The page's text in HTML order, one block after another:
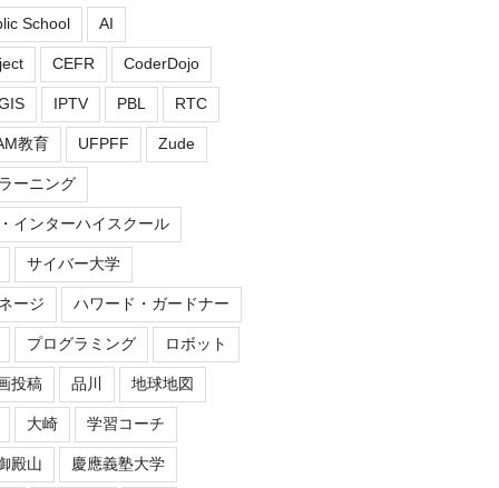
School AI
CEFR CoderDojo
IPTV PBL RTC
教育 UFPFF Zude
ーニング
インターハイスクール
サイバー大学
ージ ハワード・ガードナー
プログラミング ロボット
投稿 品川 地球地図
大崎 学習コーチ
殿山 慶應義塾大学